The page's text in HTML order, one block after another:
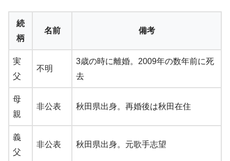
続
柄
名前 備考
実
父
不明
3歳の時に離婚。2009年の数年前に死
去
母
親
非公表 秋田県出身。再婚後は秋田在住
義
父
非公表 秋田県出身。元歌手志望